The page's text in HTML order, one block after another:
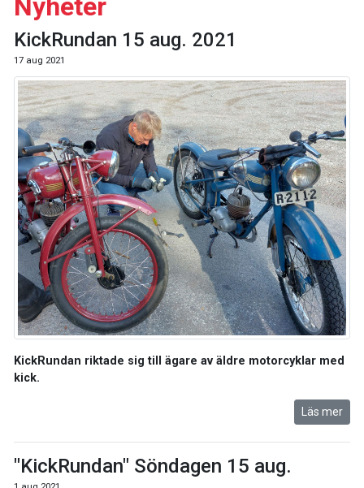
Nyheter
KickRundan 15 aug. 2021
17 aug 2021
KickRundan riktade sig till ägare av äldre motorcyklar med
kick.
Läs mer
"KickRundan" Söndagen 15 aug.